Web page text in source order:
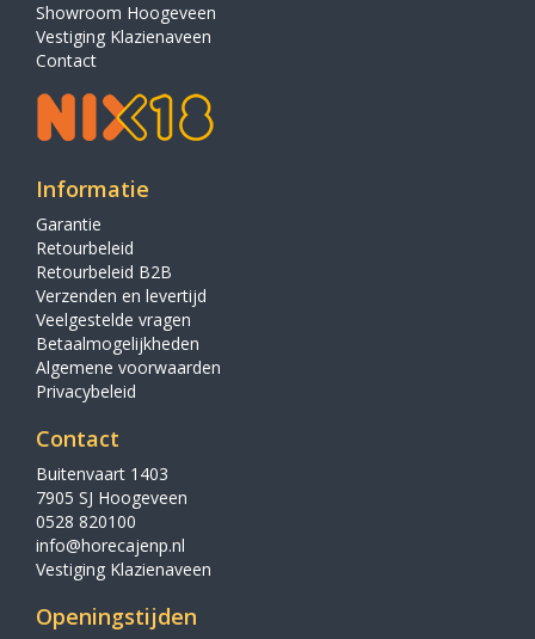
Showroom Hoogeveen
Vestiging Klazienaveen
Contact
Informatie
Garantie
Retourbeleid
Retourbeleid B2B
Verzenden en levertijd
Veelgestelde vragen
Betaalmogelijkheden
Algemene voorwaarden
Privacybeleid
Contact
Buitenvaart 1403
7905 SJ Hoogeveen
0528 820100
info@horecajenp.nl
Vestiging Klazienaveen
Openingstijden